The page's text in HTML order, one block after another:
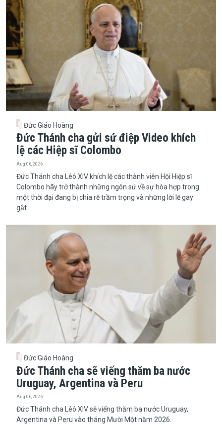
Đức Giáo Hoàng
Đức Thánh cha gửi sứ điệp Video khích
lệ các Hiệp sĩ Colombo
Aug 06, 2026
Đức Thánh cha Lêô XIV khích lệ các thành viên Hội Hiệp sĩ
Colombo hãy trở thành những ngôn sứ về sự hòa hợp trong
một thời đại đang bị chia rẽ trầm trọng và những lời lẽ gay
gắt.
Đức Giáo Hoàng
Đức Thánh cha sẽ viếng thăm ba nước
Uruguay, Argentina và Peru
Aug 06, 2026
Đức Thánh cha Lêô XIV sẽ viếng thăm ba nước Uruguay,
Argentina và Peru vào tháng Mười Một năm 2026.